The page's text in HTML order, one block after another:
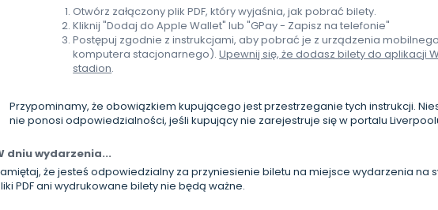
Otwórz załączony plik PDF, który wyjaśnia, jak pobrać bilety.
Kliknij "Dodaj do Apple Wallet" lub "GPay - Zapisz na telefonie"
Postępuj zgodnie z instrukcjami, aby pobrać je z urządzenia
komputera stacjonarnego).Upewnij się, że dodasz bilety do aplikacji
stadion.
Przypominamy, że obowiązkiem kupującego jest przestrzeganie tych instrukcji.
nie ponosi odpowiedzialności, jeśli kupujący nie zarejestruje się w portalu
dniu wydarzenia...
że jesteś odpowiedzialny za przyniesienie biletu na miejsce wydarzenia na
PDF ani wydrukowane bilety nie będą ważne.